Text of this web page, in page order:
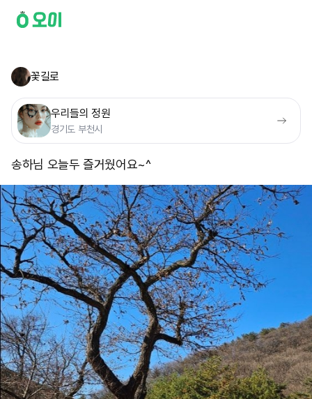
꽃길로
우리들의 정원
경기도 부천시
송하님 오늘두 즐거웠어요~^